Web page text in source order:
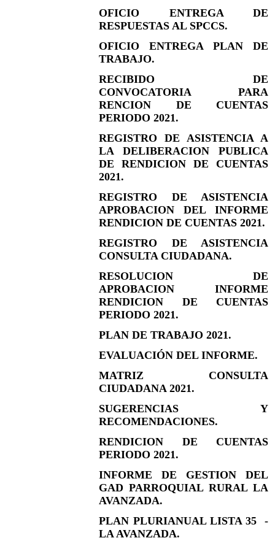
OFICIO ENTREGA DE
RESPUESTAS AL SPCCS.
OFICIO ENTREGA PLAN DE
TRABAJO.
RECIBIDO DE
CONVOCATORIA PARA
RENCION DE CUENTAS
PERIODO 2021.
REGISTRO DE ASISTENCIA A
LA DELIBERACION PUBLICA
DE RENDICION DE CUENTAS
2021.
REGISTRO DE ASISTENCIA
APROBACION DEL INFORME
RENDICION DE CUENTAS 2021.
REGISTRO DE ASISTENCIA
CONSULTA CIUDADANA.
RESOLUCION DE
APROBACION INFORME
RENDICION DE CUENTAS
PERIODO 2021.
PLAN DE TRABAJO 2021.
EVALUACIÓN DEL INFORME.
MATRIZ CONSULTA
CIUDADANA 2021.
SUGERENCIAS Y
RECOMENDACIONES.
RENDICION DE CUENTAS
PERIODO 2021.
INFORME DE GESTION DEL
GAD PARROQUIAL RURAL LA
AVANZADA.
PLAN PLURIANUAL LISTA 35 -
LA AVANZADA.